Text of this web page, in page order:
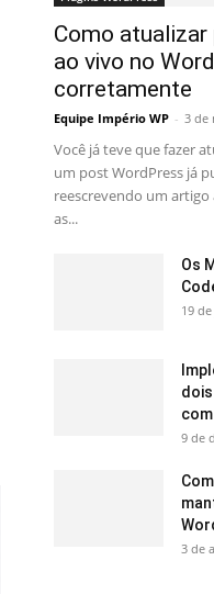
Como
ao vivo no
corretamente
Equipe Império WP - 3 de
Você já teve que fazer
um post WordPress já
reescrevendo um
as...
Os
19
9 de
3 de